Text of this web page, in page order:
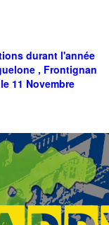
durant l'année
, Frontignan
11 Novembre